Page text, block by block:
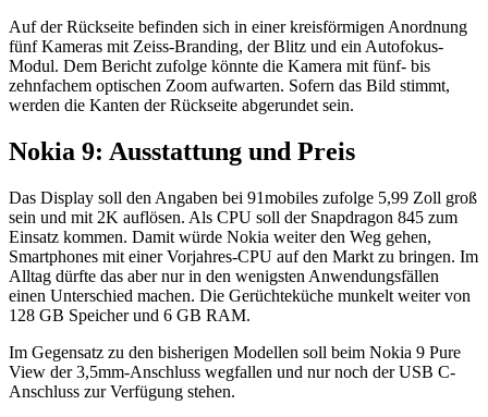
Auf der Rückseite befinden sich in einer kreisförmigen Anordnung
fünf Kameras mit Zeiss-Branding, der Blitz und ein Autofokus-
Modul. Dem Bericht zufolge könnte die Kamera mit fünf- bis
zehnfachem optischen Zoom aufwarten. Sofern das Bild stimmt,
werden die Kanten der Rückseite abgerundet sein.
Nokia 9: Ausstattung und Preis
Das Display soll den Angaben bei 91mobiles zufolge 5,99 Zoll groß
sein und mit 2K auflösen. Als CPU soll der Snapdragon 845 zum
Einsatz kommen. Damit würde Nokia weiter den Weg gehen,
Smartphones mit einer Vorjahres-CPU auf den Markt zu bringen. Im
Alltag dürfte das aber nur in den wenigsten Anwendungsfällen
einen Unterschied machen. Die Gerüchteküche munkelt weiter von
128 GB Speicher und 6 GB RAM.
Im Gegensatz zu den bisherigen Modellen soll beim Nokia 9 Pure
View der 3,5mm-Anschluss wegfallen und nur noch der USB C-
Anschluss zur Verfügung stehen.